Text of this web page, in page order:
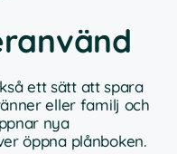
ett sätt att spara
eller familj och
nya
öppna plånboken.